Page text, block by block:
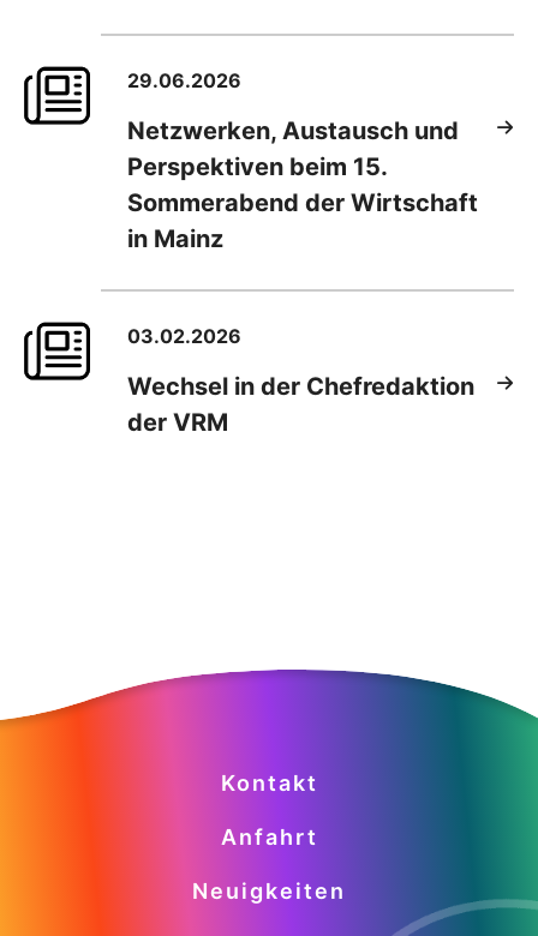
29.06.2026
Netzwerken, Austausch und
Perspektiven beim 15.
Sommerabend der Wirtschaft
in Mainz
03.02.2026
Wechsel in der Chefredaktion
der VRM
Kontakt
Anfahrt
Neuigkeiten